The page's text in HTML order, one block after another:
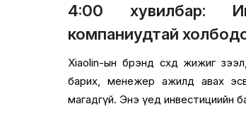
4:00 хувилбар:
компаниудтай
Xiaolin-ын брэнд өсөхөд жижиг
барих, менежер ажилд авах
магадгүй. Энэ үед инвестициийн